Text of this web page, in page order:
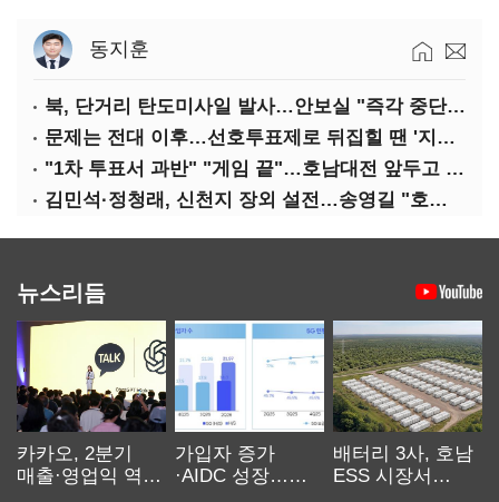
동지훈
북, 단거리 탄도미사일 발사…안보실 "즉각 중단 촉구"
문제는 전대 이후…선호투표제로 뒤집힐 땐 '지지층 불복'
"1차 투표서 과반" "게임 끝"…호남대전 앞두고 '충돌'
김민석·정청래, 신천지 장외 설전…송영길 "호남 계몽 규탄"
뉴스리듬
카카오, 2분기
매출·영업익 역대
가입자 증가
·AIDC 성장…
배터리 3사, 호남
ESS 시장서